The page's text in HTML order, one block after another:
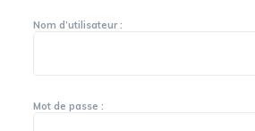
Nom d’utilisateur :
Mot de passe :